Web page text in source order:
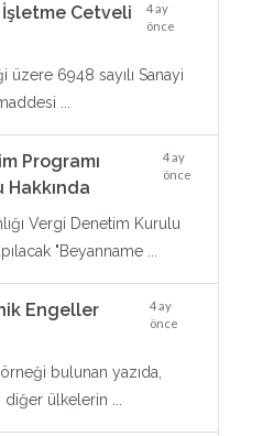
İşletme Cetveli
4 ay
önce
6948 sayılı Sanayi
...
Programı
Hakkında
4 ay
önce
Vergi Denetim Kurulu
"Beyanname ...
Engeller
4 ay
önce
bulunan yazıda,
diğer ülkelerin ...